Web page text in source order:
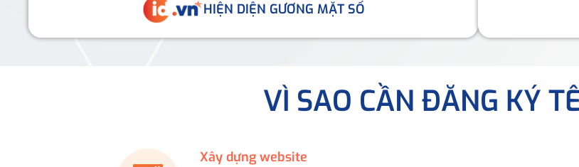
HIỆN DIỆN GƯƠNG MẶT SỐ
VÌ SAO CẦN ĐĂNG KÝ
Xây dựng website